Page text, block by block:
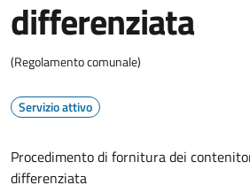
differenziata
(Regolamento comunale)
Servizio attivo
Procedimento di fornitura dei
differenziata